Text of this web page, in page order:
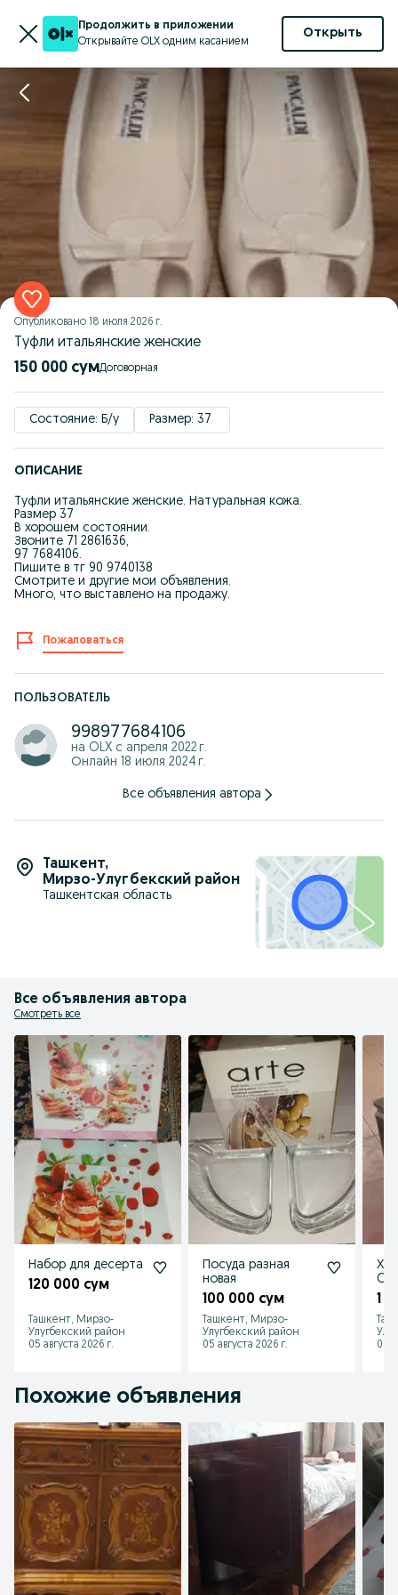
Продолжить в приложении
Открывайте OLX одним касанием
Открыть
Опубликовано 18 июля 2026 г.
Туфли итальянские женские
150 000 сум Договорная
Состояние: Б/у Размер: 37
ОПИСАНИЕ
Туфли итальянские женские. Натуральная кожа.
Размер 37
В хорошем состоянии.
Звоните 71 2861636,
97 7684106.
Пишите в тг 90 9740138
Смотрите и другие мои объявления.
Много, что выставлено на продажу.
Пожаловаться
ПОЛЬЗОВАТЕЛЬ
998977684106
на OLX с апреля 2022 г.
Онлайн 18 июля 2024 г.
Все объявления автора
Ташкент,
Мирзо-Улугбекский район
Ташкентская область
Все объявления автора
Смотреть все
Набор для десерта
120 000 сум
Ташкент, Мирзо-
Улугбекский район
05 августа 2026 г.
Посуда разная
новая
100 000 сум
Ташкент, Мирзо-
Улугбекский район
05 августа 2026 г.
CM
1
05
Похожие объявления